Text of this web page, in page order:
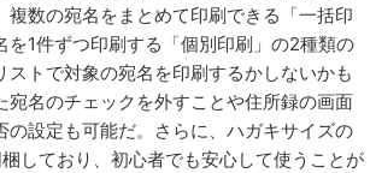
複数の宛名をまとめて印刷できる「一括印
を1件ずつ印刷する「個別印刷」の2種類の
ストで対象の宛名を印刷するかしないかも
宛名のチェックを外すことや住所録の画面
の設定も可能だ。さらに、ハガキサイズの
しており、初心者でも安心して使うことが